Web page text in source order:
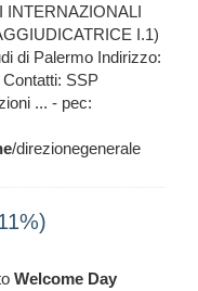
INTERNAZIONALI
I.1)
di Palermo Indirizzo:
SSP
... - pec:
/direzionegenerale
Welcome Day